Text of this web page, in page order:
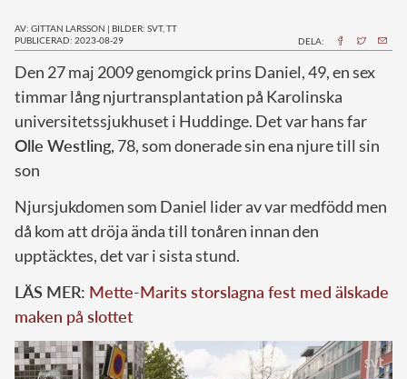
AV: GITTAN LARSSON | BILDER: SVT, TT
PUBLICERAD: 2023-08-29
DELA:
Den 27 maj 2009 genomgick prins Daniel, 49, en sex
timmar lång njurtransplantation på Karolinska
universitetssjukhuset i Huddinge. Det var hans far
Olle Westling, 78, som donerade sin ena njure till sin
son
Njursjukdomen som Daniel lider av var medfödd men
då kom att dröja ända till tonåren innan den
upptäcktes, det var i sista stund.
LÄS MER: Mette-Marits storslagna fest med älskade
maken på slottet